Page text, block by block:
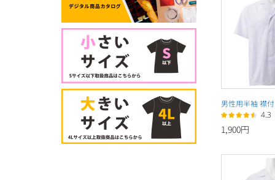
男性用半袖 襟
4.3
1,900円